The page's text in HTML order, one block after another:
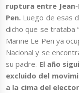
ruptura entre Jean-
Pen. Luego de esas
dicho que se trataba
Marine Le Pen ya
Nacional y se
su padre. El año
excluido del
a la cima del